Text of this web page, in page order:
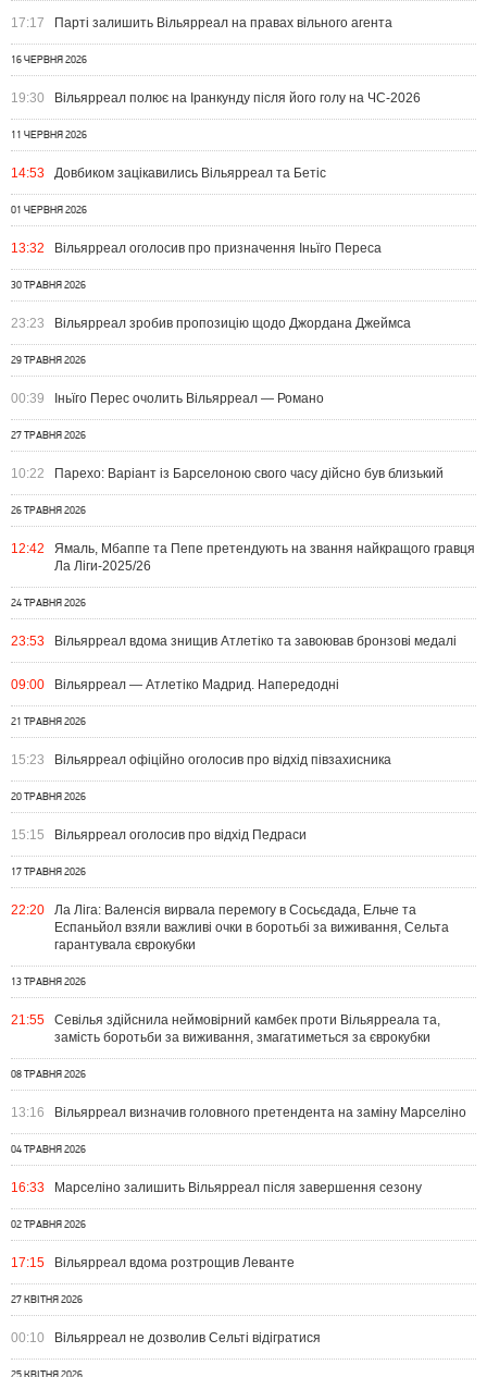
17:17 Парті залишить Вільярреал на правах вільного агента
16 ЧЕРВНЯ 2026
19:30 Вільярреал полює на Іранкунду після його голу на ЧС-2026
11 ЧЕРВНЯ 2026
14:53 Довбиком зацікавились Вільярреал та Бетіс
01 ЧЕРВНЯ 2026
13:32 Вільярреал оголосив про призначення Іньїго Переса
30 ТРАВНЯ 2026
23:23 Вільярреал зробив пропозицію щодо Джордана Джеймса
29 ТРАВНЯ 2026
00:39 Іньїго Перес очолить Вільярреал — Романо
27 ТРАВНЯ 2026
10:22 Парехо: Варіант із Барселоною свого часу дійсно був близький
26 ТРАВНЯ 2026
12:42
Ямаль, Мбаппе та Пепе претендують на звання найкращого гравця
Ла Ліги-2025/26
24 ТРАВНЯ 2026
23:53 Вільярреал вдома знищив Атлетіко та завоював бронзові медалі
09:00 Вільярреал — Атлетіко Мадрид. Напередодні
21 ТРАВНЯ 2026
15:23 Вільярреал офіційно оголосив про відхід півзахисника
20 ТРАВНЯ 2026
15:15 Вільярреал оголосив про відхід Педраси
17 ТРАВНЯ 2026
22:20
Ла Ліга: Валенсія вирвала перемогу в Сосьєдада, Ельче та
Еспаньйол взяли важливі очки в боротьбі за виживання, Сельта
гарантувала єврокубки
13 ТРАВНЯ 2026
21:55
Севілья здійснила неймовірний камбек проти Вільярреала та,
замість боротьби за виживання, змагатиметься за єврокубки
08 ТРАВНЯ 2026
13:16 Вільярреал визначив головного претендента на заміну Марселіно
04 ТРАВНЯ 2026
16:33 Марселіно залишить Вільярреал після завершення сезону
02 ТРАВНЯ 2026
17:15 Вільярреал вдома розтрощив Леванте
27 КВІТНЯ 2026
00:10 Вільярреал не дозволив Сельті відігратися